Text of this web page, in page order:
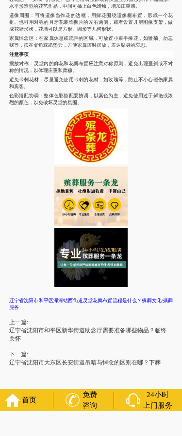
水平形造型的花艺作品，中间可插上白色蜡烛，增加庄重感。
遗像周围
：可将遗像当作花的边框，用鲜花围绕遗像框布置，形成一个花
框。也可用对称的月牙花装饰照片的左右两侧，或者设置几层图像支架，做
成花墙形状，花墙可以是方形、圆形等几何形状。
家属悼念区：在家属休息或跪拜的区域，可放置小束手捧花，如雏菊、勿忘
我等，摆在桌角或跪垫旁，方便家属随时摆放，表达贴身的哀思。
注意事项
摆放对称 ：灵堂内的鲜花和花瓣布置应注意对称原则，避免出现歪斜或不对
称的情况，以体现庄重和肃穆。
避免带刺花材 ：尽量避免使用带刺的花材，如玫瑰等，防止不小心碰伤家属
和宾客。
色彩搭配协调 ：整体色彩搭配要协调，以素色为主，避免使用过于鲜艳或浓
烈的颜色，以免破坏灵堂的氛围。
辽宁省沈阳市和平区浑河站西街道灵堂花瓣布置流程是什么？殡葬文化/殡葬
服务
上一篇:
辽宁省沈阳市和平区新华街道助念厅需要准备哪些物品？临终
关怀
下一篇:
辽宁省沈阳市大东区长安街道吊唁与悼念的区别在哪？下葬
首页
免费
咨询
24小时
上门服务